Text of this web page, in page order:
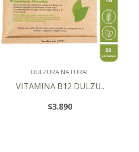
DULZURA NATURAL
VITAMINA B12 DULZU..
$3.890